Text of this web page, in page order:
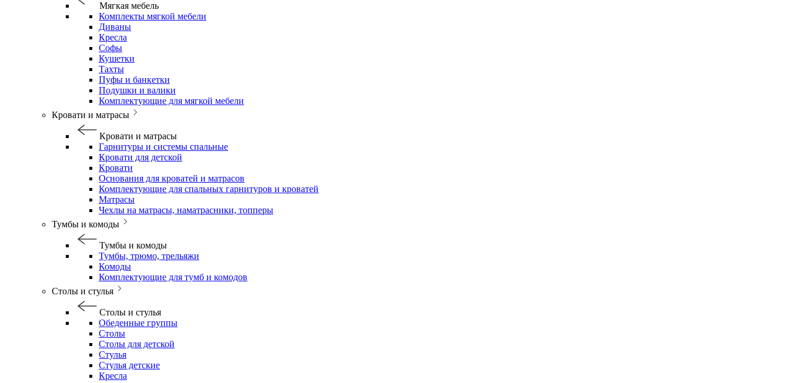
Мягкая мебель
Комплекты мягкой мебели
Диваны
Кресла
Софы
Кушетки
Тахты
Пуфы и банкетки
Подушки и валики
Комплектующие для мягкой мебели
Кровати и матрасы
Кровати и матрасы
Гарнитуры и системы спальные
Кровати для детской
Кровати
Основания для кроватей и матрасов
Комплектующие для спальных гарнитуров и кроватей
Матрасы
Чехлы на матрасы, наматрасники, топперы
Тумбы и комоды
Тумбы и комоды
Тумбы, трюмо, трельяжи
Комоды
Комплектующие для тумб и комодов
Столы и стулья
Столы и стулья
Обеденные группы
Столы
Столы для детской
Стулья
Стулья детские
Кресла